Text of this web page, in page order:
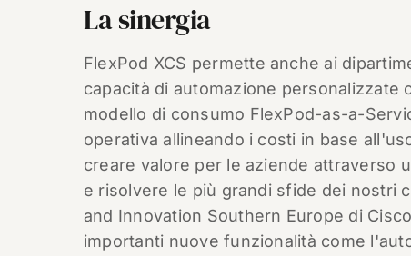
La sinergia
FlexPod XCS permette anche ai
capacità di automazione
modello di consumo FlexPod-as-a-
operativa allineando i costi in base
creare valore per le aziende attraverso
e risolvere le più grandi sfide dei nostri
and Innovation Southern Europe di
importanti nuove funzionalità come